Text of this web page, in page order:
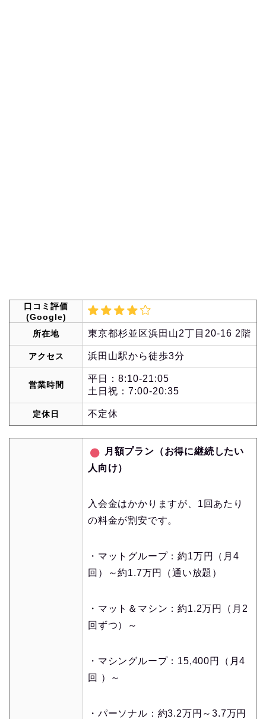
口コミ評価
(Google)
所在地
東京都杉並区浜田山2丁目20-16 2階
アクセス 浜田山駅から徒歩3分
営業時間
平日：8:10-21:05
土日祝：7:00-20:35
定休日 不定休
月額プラン（お得に継続したい
人向け）
入会金はかかりますが、1回あたり
の料金が割安です。
・マットグループ：約1万円（月4
回）～約1.7万円（通い放題）
・マット＆マシン：約1.2万円（月2
回ずつ）～
・マシングループ：15,400円（月4
回 ）～
・パーソナル：約3.2万円～3.7万円